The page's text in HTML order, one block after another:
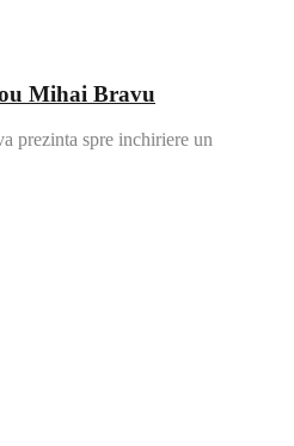
Mihai Bravu
prezinta spre inchiriere un